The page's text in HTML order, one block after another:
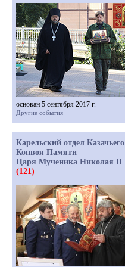
основан 5 сентября 2017 г.
Другие события
Карельский отдел Казачьего
Конвоя Памяти
Царя Мученика Николая II
(121)